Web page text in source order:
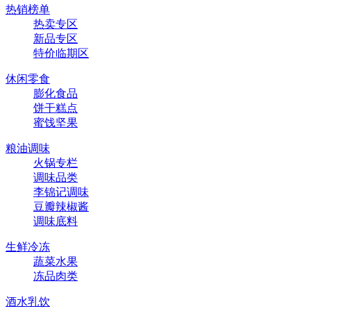
热销榜单
热卖专区
新品专区
特价临期区
休闲零食
膨化食品
饼干糕点
蜜饯坚果
粮油调味
火锅专栏
调味品类
李锦记调味
豆瓣辣椒酱
调味底料
生鲜冷冻
蔬菜水果
冻品肉类
酒水乳饮